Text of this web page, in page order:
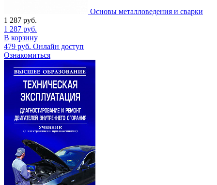
Основы металловедения и сварки
1 287 руб.
1 287 руб.
В корзину
479 руб. Онлайн доступ
Ознакомиться